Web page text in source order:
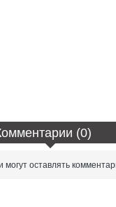
(0)
могут оставлять